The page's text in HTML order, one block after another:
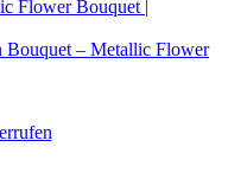
Bouquet – Metallic Flower